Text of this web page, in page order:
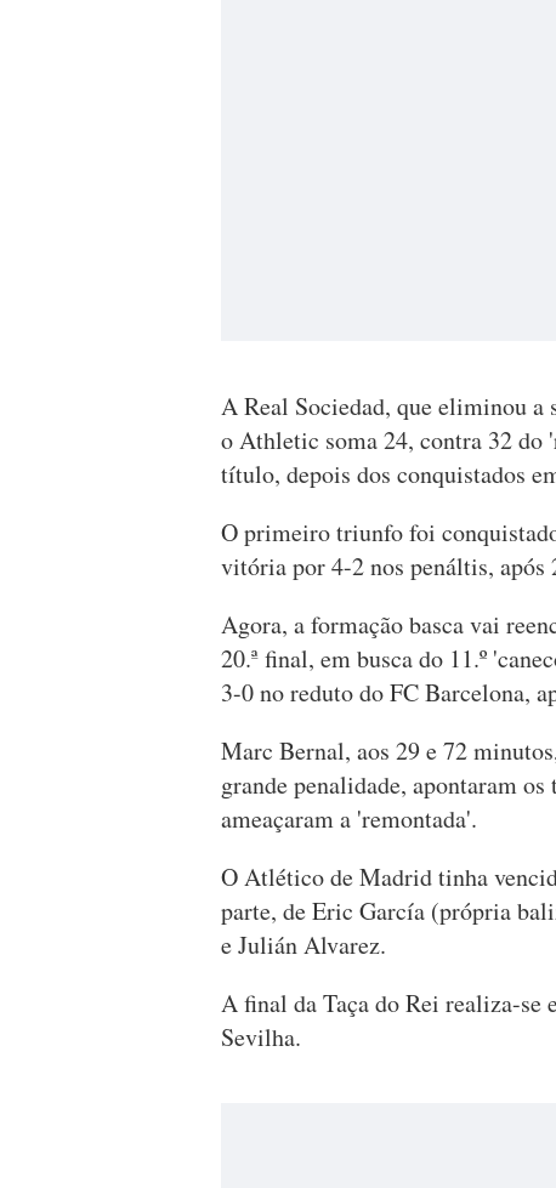
A Real Sociedad, que eliminou a
o Athletic soma 24, contra 32 do
título, depois dos conquistados
O primeiro triunfo foi
vitória por 4-2 nos penáltis, após
Agora, a formação basca vai
20.ª final, em busca do 11.º
3-0 no reduto do FC Barcelona,
Marc Bernal, aos 29 e 72
grande penalidade, apontaram
ameaçaram a 'remontada'.
O Atlético de Madrid tinha
parte, de Eric García (própria
e Julián Alvarez.
A final da Taça do Rei realiza-se
Sevilha.